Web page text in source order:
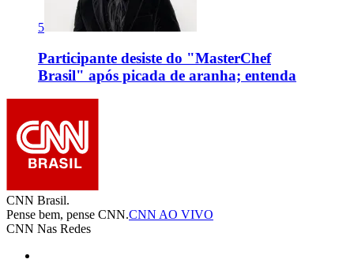
5
Participante desiste do "MasterChef
Brasil" após picada de aranha; entenda
CNN Brasil.
Pense bem, pense CNN.CNN AO VIVO
CNN Nas Redes